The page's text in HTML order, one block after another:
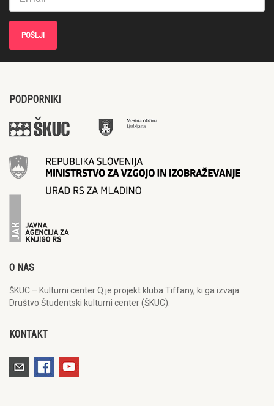
PODPORNIKI
O NAS
ŠKUC – Kulturni center Q je projekt kluba Tiffany, ki ga izvaja
Društvo Študentski kulturni center (ŠKUC).
KONTAKT